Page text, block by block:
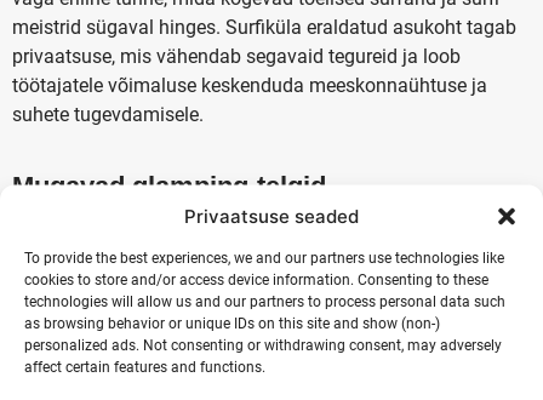
Privaatsuse seaded
To provide the best experiences, we and our partners use technologies like
cookies to store and/or access device information. Consenting to these
technologies will allow us and our partners to process personal data such
as browsing behavior or unique IDs on this site and show (non-)
personalized ads. Not consenting or withdrawing consent, may adversely
affect certain features and functions.
meistrid sügaval hinges. Surfiküla eraldatud asukoht tagab
privaatsuse, mis vähendab segavaid tegureid ja loob
töötajatele võimaluse keskenduda meeskonnaühtuse ja
suhete tugevdamisele.
Mugavad glamping-telgid
Majutus on oluline osa igast ühritusest ning Ranna Surfiküla
glamping-telgid pakuvad täpselt seda, mida kaasaegsed
töötajad otsivad – mugavust looduse keskel. Glamping-
telgid on varustatud kõigega, mida on vaja mugavaks
puhkuseks, pakkudes samas lähedust loodusega, mis
muudab ööbimise eriliseks elamuseks.